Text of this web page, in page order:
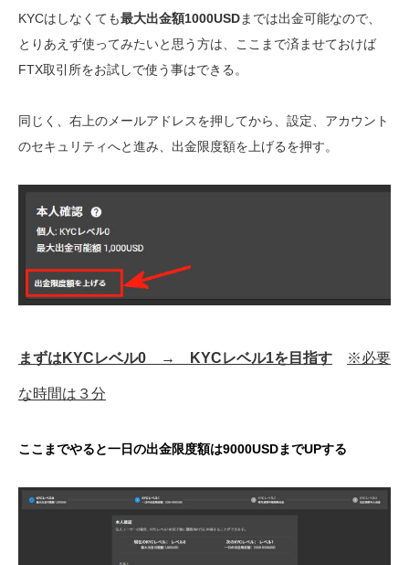
KYCはしなくても最大出金額1000USDまでは出金可能なので、
とりあえず使ってみたいと思う方は、ここまで済ませておけば
FTX取引所をお試しで使う事はできる。
同じく、右上のメールアドレスを押してから、設定、アカウント
のセキュリティへと進み、出金限度額を上げるを押す。
まずはKYCレベル0 → KYCレベル1を目指す ※必要
な時間は３分
ここまでやると一日の出金限度額は9000USDまでUPする